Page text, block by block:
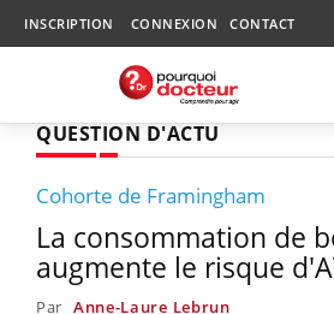
INSCRIPTION CONNEXION CONTACT
QUESTION D'ACTU
Cohorte de Framingham
La consommation de
augmente le risque
Par Anne-Laure Lebrun